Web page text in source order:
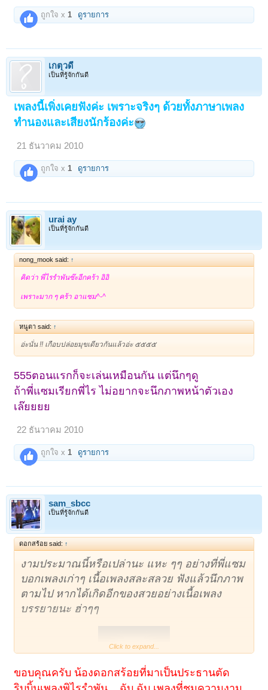
ถูกใจ x 1 ดูรายการ
เกตุวดี
เป็นที่รู้จักกันดี
เพลงนี้เพิ่งเคยฟังค่ะ เพราะจริงๆ ด้วยทั้งภาษาเพลง
ทำนองและเสียงนักร้องค่ะ
21 ธันวาคม 2010
ถูกใจ x 1 ดูรายการ
urai ay
เป็นที่รู้จักกันดี
nong_mook said: ↑
คิดว่า พี่ไรรำพันซ๊ะอีกคร้า อิอิ
เพราะมาก ๆ คร้า อาแซม^-^
หนูตา said: ↑
อ่ะนั่น !! เกือบปล่อยมุขเดียวกันแล้วอ่ะ ๕๕๕๕
555ตอนแรกก็จะเล่นเหมือนกัน แต่นึกๆดู
ถ้าพี่แซมเรียกพี่ไร ไม่อยากจะนึกภาพหน้าตัวเอง
เล๊ยยยย
22 ธันวาคม 2010
ถูกใจ x 1 ดูรายการ
sam_sbcc
เป็นที่รู้จักกันดี
ดอกสร้อย said: ↑
งามประมาณนี้หรือเปล่านะ แหะ ๆๆ อย่างที่พี่แซม
บอกเพลงเก่าๆ เนื้อเพลงสละสลวย ฟังแล้วนึกภาพ
ตามไป หากได้เกิดอีกของสวยอย่างเนื้อเพลง
บรรยายนะ ฮ่าๆๆ
Click to expand...
ขอบคุณครับ น้องดอกสร้อยที่มาเป็นประธานตัด